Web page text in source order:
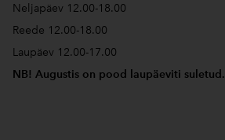
Neljapäev 12.00-18.00
Reede 12.00-18.00
Laupäev 12.00-17.00
NB! Augustis on pood laupäeviti suletud.